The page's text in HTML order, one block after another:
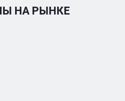
НА РЫНКЕ